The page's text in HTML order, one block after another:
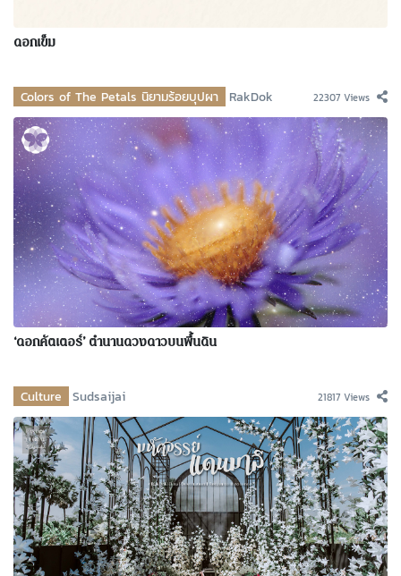
ดอกเข็ม
Colors of The Petals นิยามร้อยบุปผา RakDok 22307 Views
‘ดอกคัตเตอร์’ ตำนานดวงดาวบนพื้นดิน
Culture Sudsaijai 21817 Views